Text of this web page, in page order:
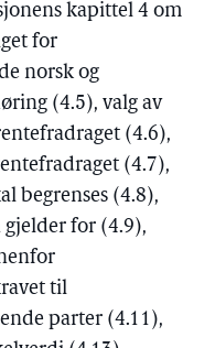
kapittel 4 om
for
norsk og
(4.5), valg av
(4.6),
(4.7),
begrenses (4.8),
for (4.9),
til
parter (4.11),